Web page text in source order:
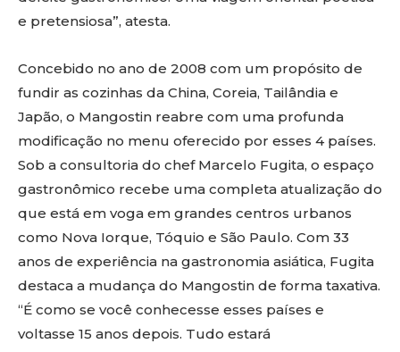
e pretensiosa”, atesta.
Concebido no ano de 2008 com um propósito de
fundir as cozinhas da China, Coreia, Tailândia e
Japão, o Mangostin reabre com uma profunda
modificação no menu oferecido por esses 4 países.
Sob a consultoria do chef Marcelo Fugita, o espaço
gastronômico recebe uma completa atualização do
que está em voga em grandes centros urbanos
como Nova Iorque, Tóquio e São Paulo. Com 33
anos de experiência na gastronomia asiática, Fugita
destaca a mudança do Mangostin de forma taxativa.
“É como se você conhecesse esses países e
voltasse 15 anos depois. Tudo estará